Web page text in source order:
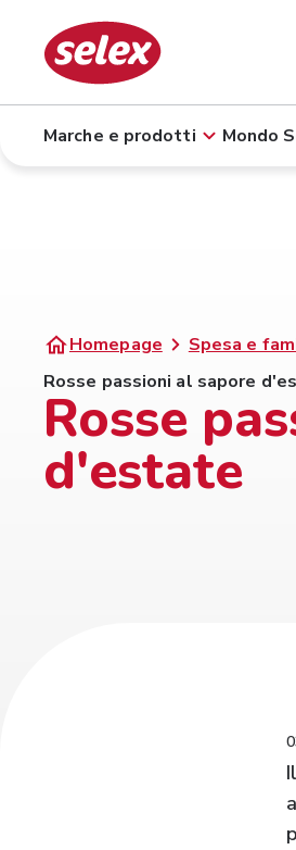
Marche e prodotti Mondo
Homepage Spesa e
Rosse passioni al sapore
Rosse
d'estate